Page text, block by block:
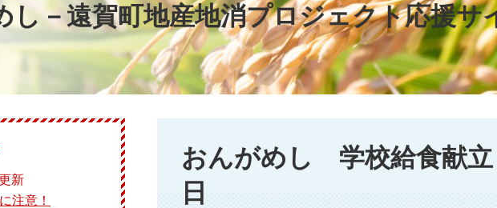
し－遠賀町地産地消プロジェクト応援サ
おんがめし 学校給食献
日
新
注意！